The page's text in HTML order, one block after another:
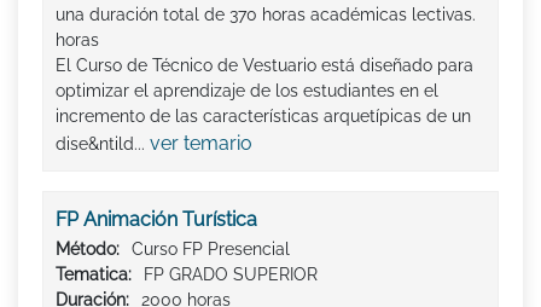
una duración total de 370 horas académicas lectivas.
horas
El Curso de Técnico de Vestuario está diseñado para
optimizar el aprendizaje de los estudiantes en el
incremento de las características arquetípicas de un
dise&ntild... ver temario
FP Animación Turística
Método:
Curso FP Presencial
Tematica:
FP GRADO SUPERIOR
Duración:
2000 horas